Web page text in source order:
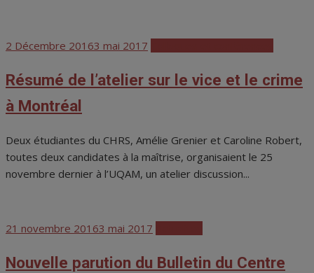
Posted
2 Décembre 20163 mai 2017
Résumé de l’atelier sur le vice et le crime
à Montréal
Deux étudiantes du CHRS, Amélie Grenier et Caroline Robert,
toutes deux candidates à la maîtrise, organisaient le 25
novembre dernier à l’UQAM, un atelier discussion...
Posted
21 novembre 20163 mai 2017
Nouvelle parution du Bulletin du Centre